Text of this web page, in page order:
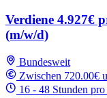
Verdiene 4.927€
(m/w/d)
Bundesweit
Zwischen 720.00€
16 - 48 Stunden